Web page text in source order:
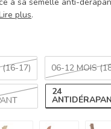
plus.
(16-17) 06-12 MOIS
24